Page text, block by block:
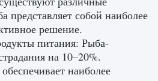
1 370 0
представляет собой наиболее
решение.
питания: Рыба-
на 10–20%.
наиболее